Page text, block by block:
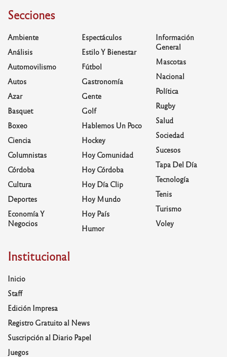
Secciones
Ambiente
Análisis
Automovilismo
Autos
Azar
Basquet
Boxeo
Ciencia
Columnistas
Córdoba
Cultura
Deportes
Economía Y
Negocios
Espectáculos
Estilo Y Bienestar
Fútbol
Gastronomía
Gente
Golf
Hablemos Un Poco
Hockey
Hoy Comunidad
Hoy Córdoba
Hoy Día Clip
Hoy Mundo
Hoy País
Humor
Información
General
Mascotas
Nacional
Política
Rugby
Salud
Sociedad
Sucesos
Tapa Del Día
Tecnología
Tenis
Turismo
Voley
Institucional
Inicio
Staff
Edición Impresa
Registro Gratuito al News
Suscripción al Diario Papel
Juegos